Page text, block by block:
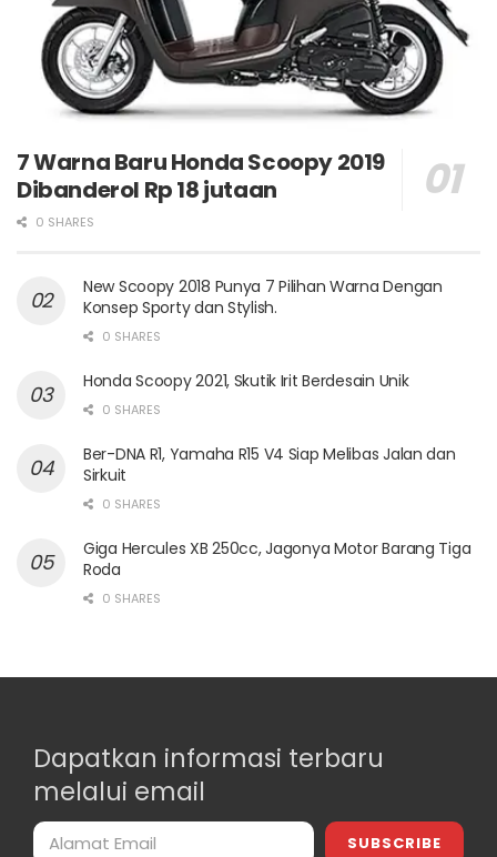
7 Warna Baru Honda Scoopy 2019
Dibanderol Rp 18 jutaan
0 SHARES
New Scoopy 2018 Punya 7 Pilihan Warna Dengan
Konsep Sporty dan Stylish.
0 SHARES
Honda Scoopy 2021, Skutik Irit Berdesain Unik
0 SHARES
Ber-DNA R1, Yamaha R15 V4 Siap Melibas Jalan dan
Sirkuit
0 SHARES
Giga Hercules XB 250cc, Jagonya Motor Barang Tiga
Roda
0 SHARES
Dapatkan informasi terbaru
melalui email